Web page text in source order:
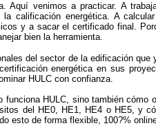
Aquí venimos a practicar. A
calificación energética. A
y a sacar el certificado final.
bien la herramienta.
del sector de la edificación que
energética en sus
HULC con confianza.
funciona HULC, sino también cómo
del HE0, HE1, HE4 o HE5, y
esto de forma flexible, 100?%